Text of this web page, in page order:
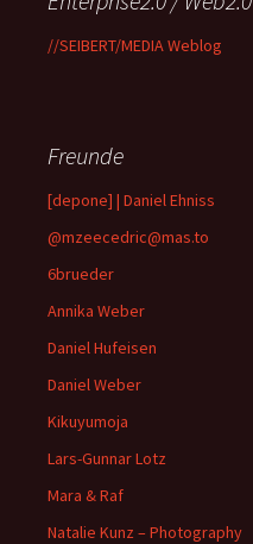
//SEIBERT/MEDIA Weblog
Freunde
[depone] | Daniel Ehniss
@mzeecedric@mas.to
6brueder
Annika Weber
Daniel Hufeisen
Daniel Weber
Kikuyumoja
Lars-Gunnar Lotz
Mara & Raf
Natalie Kunz – Photography